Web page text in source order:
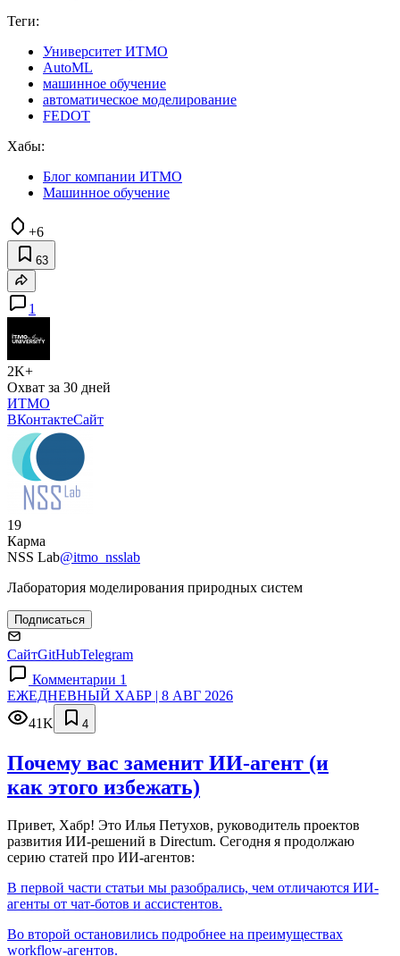
Теги:
Университет ИТМО
AutoML
машинное обучение
автоматическое моделирование
FEDOT
Хабы:
Блог компании ИТМО
Машинное обучение
+6
63
1
2K+
Охват за 30 дней
ИТМО
ВКонтактеСайт
19
Карма
NSS Lab@itmo_nsslab
Лаборатория моделирования природных систем
Подписаться
СайтGitHubTelegram
Комментарии 1
ЕЖЕДНЕВНЫЙ ХАБР | 8 АВГ 2026
41K
4
Почему вас заменит ИИ‑агент (и
как этого избежать)
Привет, Хабр! Это Илья Петухов, руководитель проектов
развития ИИ-решений в Directum. Сегодня я продолжаю
серию статей про ИИ-агентов:
В первой части статьи мы разобрались, чем отличаются ИИ-
агенты от чат-ботов и ассистентов.
Во второй остановились подробнее на преимуществах
workflow-агентов.